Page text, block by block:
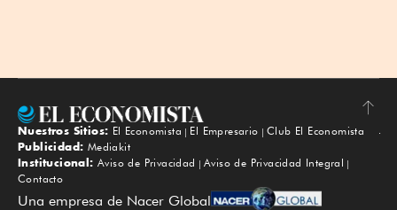
Subir
Nuestros Sitios: El Economista El Empresario
Club El Economista
Publicidad: Mediakit
Institucional: Aviso de Privacidad
Aviso de Privacidad Integral
Contacto
Una empresa de Nacer Global